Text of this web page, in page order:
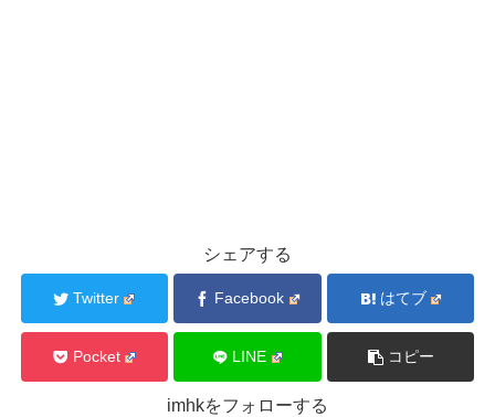
シェアする
Twitter Facebook はてブ
Pocket LINE コピー
imhkをフォローする